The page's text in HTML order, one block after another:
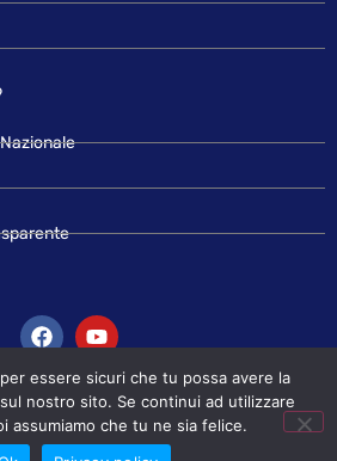
2024 Lega Nazionale
essere sicuri che tu possa avere la
nostro sito. Se continui ad utilizzare
assumiamo che tu ne sia felice.